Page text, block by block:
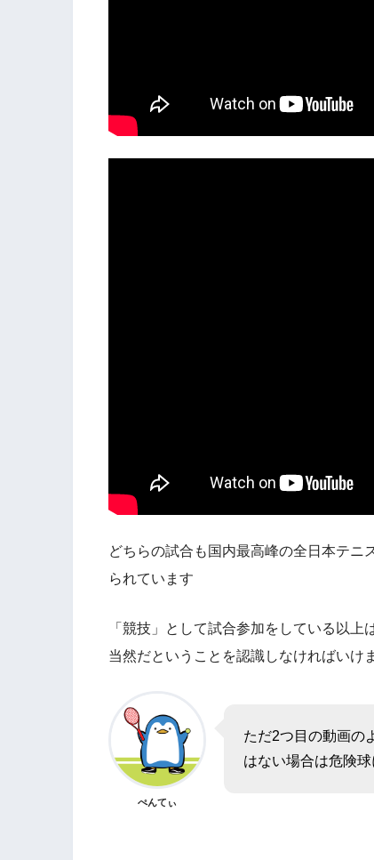
どちらの試合も国内最高峰の全日本テニ
られています
「競技」として試合参加をしている以
当然だということを認識しなければいけ
ぺんてぃ
ただ2つ目の動画の
はない場合は危険